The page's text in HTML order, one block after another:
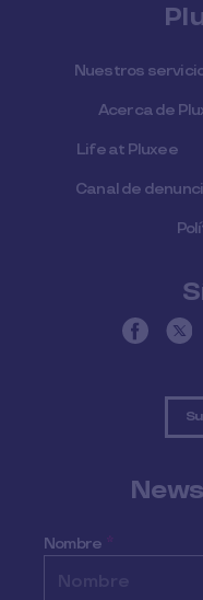
Nuestros
Acerca de
Life at Pluxee
Canal de
Nombre *